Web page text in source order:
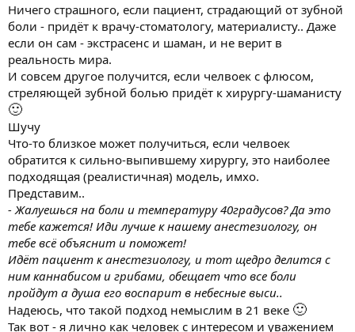
Ничего страшного, если пациент, страдающий от зубной
боли - придёт к врачу-стоматологу, материалисту.. Даже
если он сам - экстрасенс и шаман, и не верит в
реальность мира.
И совсем другое получится, если челвоек с флюсом,
стреляющей зубной болью придёт к хирургу-шаманисту
🙂
Шучу
Что-то близкое может получиться, если челвоек
обратится к сильно-выпившему хирургу, это наиболее
подходящая (реалистичная) модель, имхо.
Представим..
- Жалуешься на боли и температуру 40градусов? Да это
тебе кажется! Иди лучше к нашему анестезиологу, он
тебе всё объяснит и поможет!
Идёт пациент к анестезиологу, и тот щедро делится с
ним каннабисом и грибами, обещает что все боли
пройдут а душа его воспарит в небесные выси..
Надеюсь, что такой подход немыслим в 21 веке 🙂
Так вот - я лично как человек с интересом и уважением